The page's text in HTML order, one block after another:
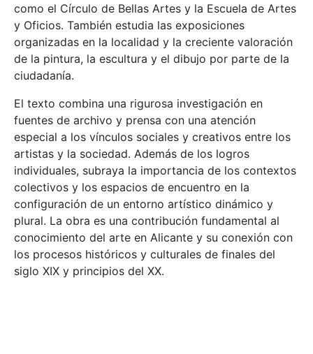
como el Círculo de Bellas Artes y la Escuela de Artes
y Oficios. También estudia las exposiciones
organizadas en la localidad y la creciente valoración
de la pintura, la escultura y el dibujo por parte de la
ciudadanía.
El texto combina una rigurosa investigación en
fuentes de archivo y prensa con una atención
especial a los vínculos sociales y creativos entre los
artistas y la sociedad. Además de los logros
individuales, subraya la importancia de los contextos
colectivos y los espacios de encuentro en la
configuración de un entorno artístico dinámico y
plural. La obra es una contribución fundamental al
conocimiento del arte en Alicante y su conexión con
los procesos históricos y culturales de finales del
siglo XIX y principios del XX.